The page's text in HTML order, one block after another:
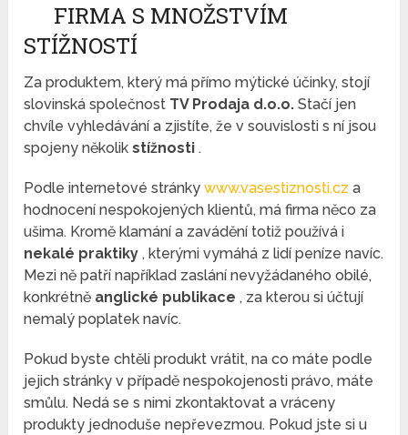
FIRMA S MNOŽSTVÍM
STÍŽNOSTÍ
Za produktem, který má přímo mýtické účinky, stojí
slovinská společnost TV Prodaja d.o.o.Stačí jen
chvíle vyhledávání a zjistíte, že v souvislosti s ní jsou
spojeny několikstížnosti.
Podle internetové stránkywww.vasestiznosti.cza
hodnocení nespokojených klientů, má firma něco za
ušima. Kromě klamání a zavádění totiž používá i
nekalé praktiky, kterými vymáhá z lidí peníze navíc.
Mezi ně patří například zaslání nevyžádaného obilé,
konkrétně anglické publikace, za kterou si účtují
nemalý poplatek navíc.
Pokud byste chtěli produkt vrátit, na co máte podle
jejich stránky v případě nespokojenosti právo, máte
smůlu. Nedá se s nimi zkontaktovat a vráceny
produkty jednoduše nepřevezmou. Pokud jste si u